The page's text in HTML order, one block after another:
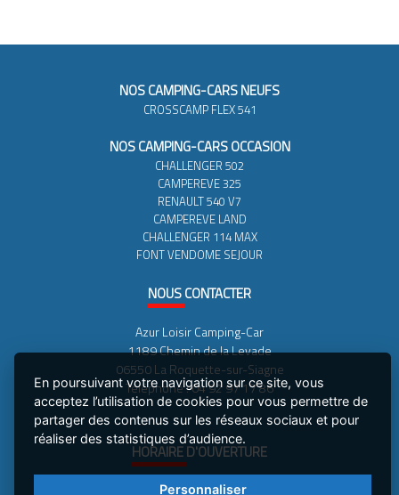
NOS CAMPING-CARS NEUFS
CROSSCAMP FLEX 541
NOS CAMPING-CARS OCCASION
CHALLENGER 502
CAMPEREVE 325
RENAULT 540 V7
CAMPEREVE LAND
CHALLENGER 114 MAX
FONT VENDOME SEJOUR
NOUSCONTACTER
Azur Loisir Camping-Car
1189 Chemin de la Levade
06550 La Roquette-sur-Siagne
Téléphone : 04 92 97 17 86
HORAIRED'OUVERTURE
MARDI AU VENDREDI : 9H-12H30 - 14H-18H30
En poursuivant votre navigation sur ce site, vous
acceptez l’utilisation de cookies pour vous permettre de
partager des contenus sur les réseaux sociaux et pour
réaliser des statistiques d’audience.
Personnaliser